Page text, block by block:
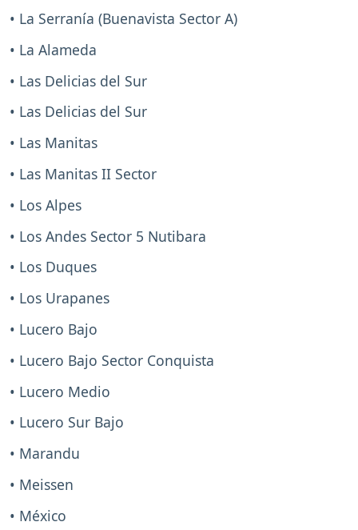
• La Serranía (Buenavista Sector A)
• La Alameda
• Las Delicias del Sur
• Las Delicias del Sur
• Las Manitas
• Las Manitas II Sector
• Los Alpes
• Los Andes Sector 5 Nutibara
• Los Duques
• Los Urapanes
• Lucero Bajo
• Lucero Bajo Sector Conquista
• Lucero Medio
• Lucero Sur Bajo
• Marandu
• Meissen
• México